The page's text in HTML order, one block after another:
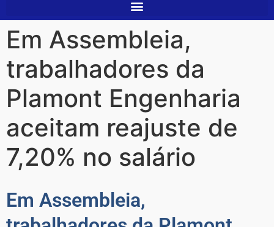
Em Assembleia,
trabalhadores da
Plamont Engenharia
aceitam reajuste de
7,20% no salário
Em Assembleia,